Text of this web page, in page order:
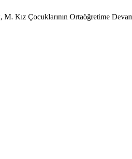
M. Kız Çocuklarının Ortaöğretime